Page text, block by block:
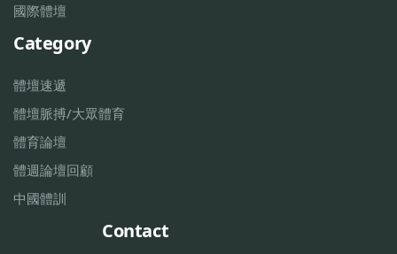
國際體壇
Category
體壇速遞
體壇脈搏/大眾體育
體育論壇
體週論壇回顧
中國體訓
Contact